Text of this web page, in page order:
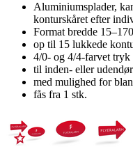
Aluminiumsplader,
konturskåret efter
Format bredde
op til 15 lukkede
4/0- og 4/4-farvet tryk
til inden- eller
med mulighed for
fås fra 1 stk.